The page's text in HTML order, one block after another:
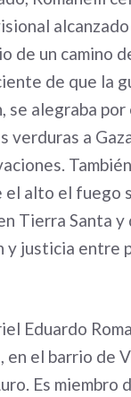
alcanzado
de un camino
de que la
se alegraba
verduras a
el alto el fuego
Tierra Santa y
y justicia entre
Eduardo
en el barrio de
Es